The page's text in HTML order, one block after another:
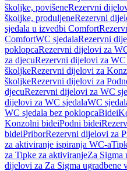
školjke, povišeneRezervni
školjke, produljeneRezervni
sjedala u izvedbi Comfort
ComfortWC sjedalaRezervni
poklopcaRezervni dijelovi za
za djecuRezervni dijelovi za
školjkeRezervni dijelovi za
školjkeRezervni dijelovi za
djecuRezervni dijelovi za WC
dijelovi za WC sjedalaWC
WC sjedala bez poklopcaBidei
Konzolni bideiPodni bidei
bideiPriborRezervni dijelovi za
za aktiviranje ispiranja WC-a
za Tipke za aktiviranjeZa Sigma
dijelovi za Za Sigma ugradbene